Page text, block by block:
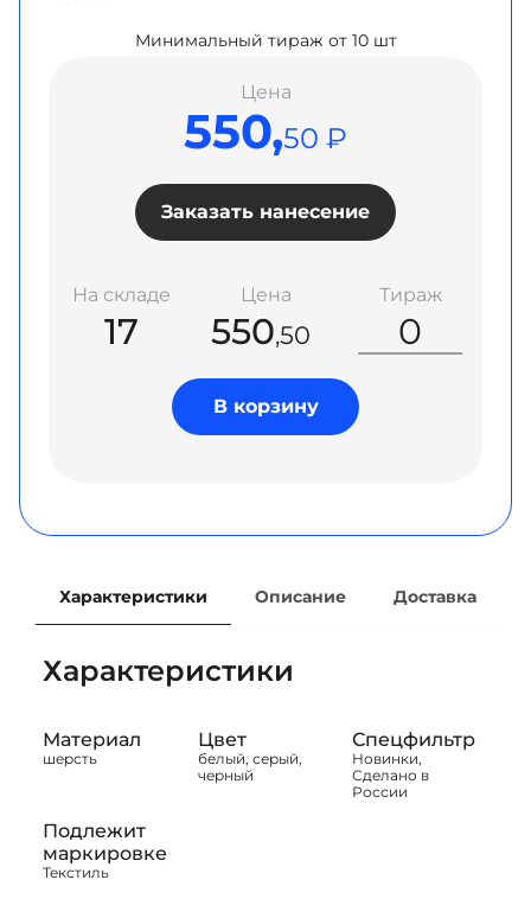
Минимальный тираж от 10 шт
Цена
550,50 ₽
Заказать нанесение
На складе Цена Тираж
17 550,50
В корзину
Характеристики Описание Доставка
Характеристики
Материал
шерсть
Цвет
белый, серый,
черный
Спецфильтр
Новинки,
Сделано в
России
Подлежит
маркировке
Текстиль